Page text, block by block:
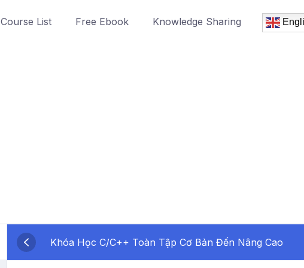
Course List Free Ebook Knowledge Sharing
Khóa Học C/C++ Toàn Tập Cơ Bản Đến Nâng Cao